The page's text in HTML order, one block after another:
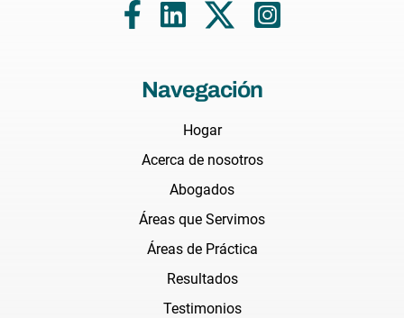
Navegación
Hogar
Acerca de nosotros
Abogados
Áreas que Servimos
Áreas de Práctica
Resultados
Testimonios